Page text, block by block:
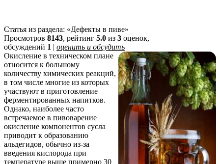
Статья из раздела: «Дефекты в пиве»
Просмотров 8143, рейтинг 5.0 из 3 оценок,
обсуждений 1 | оценить и обсудить
Окисление в техническом плане
относится к большому
количеству химических реакций,
в том числе многие из которых
участвуют в приготовление
ферментированных напитков.
Однако, наиболее часто
встречаемое в пивоварение
окисление компонентов сусла
приводит к образованию
альдегидов, обычно из-за
введения кислорода при
температуре выше примерно 30